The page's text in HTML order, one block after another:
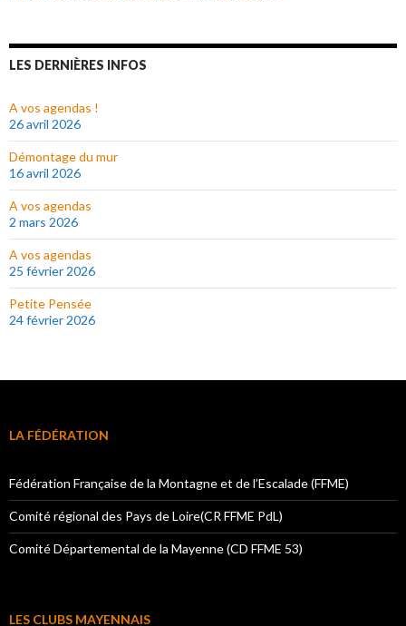
LES DERNIÈRES INFOS
A vos agendas !
26 avril 2026
Démontage du mur
16 avril 2026
A vos agendas
2 mars 2026
A vos agendas
25 février 2026
Petite Pensée
24 février 2026
LA FÉDÉRATION
Fédération Française de la Montagne et de l’Escalade (FFME)
Comité régional des Pays de Loire(CR FFME PdL)
Comité Départemental de la Mayenne (CD FFME 53)
LES CLUBS MAYENNAIS